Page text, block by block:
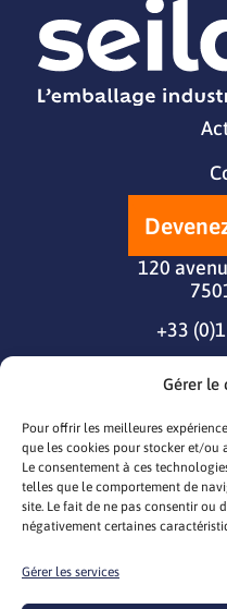
Gérer le
Pour offrir les meilleures
que les cookies pour stocker et/
Le consentement à ces
telles que le comportement de
site. Le fait de ne pas consentir ou
négativement certaines
Gérer les services
120
+33
Mentions légales